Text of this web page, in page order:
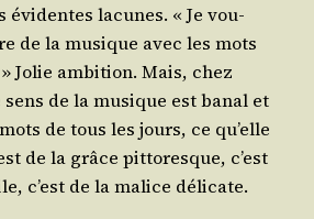
évi­dentes lacunes. « Je vou­
de la musique avec les mots
Jolie ambi­tion. Mais, chez
de la musique est banal et
de tous les jours, ce qu’elle
de la grâce pit­to­resque, c’est
c’est de la malice délicate.